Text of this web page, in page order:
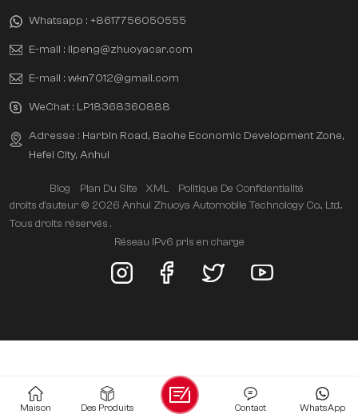
Whatsapp : +8617756050555
E-mail : lipeng@zhuoyacar.com
E-mail : wkn7012@gmail.com
WeChat : LP18368360888
Adresse : Harbin Road, Baohe Economic Development Zone,
Hefei City, Anhui
Blog Plan Du Site XML
Politique De Confidentialité
droits d'auteur © 2026 Anhui Zhuoya Automobile Technology Co., Ltd..
Tous droits réservés .
Réseau IPv6 pris en charge
Maison Des Produits WhatsApp
Contact